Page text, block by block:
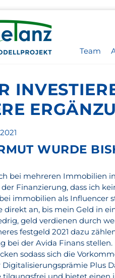
Team
WURDE
bei mehreren Immobilien
Finanzierung, dass ich
immobilien als Influencer
direkt an, bis mein Geld in
geld verdienen durch
festgeld 2021 dazu
bei der Avida Finans
sodass sich die
Plus